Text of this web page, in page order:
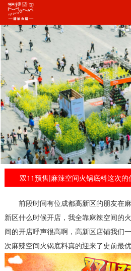
双11预售|麻辣空间火锅底料这次的
前段时间有位成都高新区的朋友在
新区什么时候开店，我全靠麻辣空间的
间的开店呼声很高啊，高新区店铺我们
次麻辣空间火锅底料真的迎来了史前最